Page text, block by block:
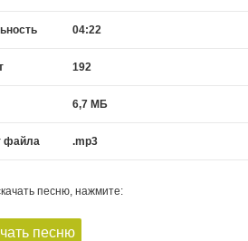
04:22
192
6,7 МБ
файла .mp3
песню, нажмите:
песню